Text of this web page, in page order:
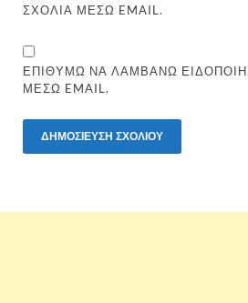
ΣΧΌΛΙΑ ΜΈΣΩ EMAIL.
ΕΠΙΘΥΜΏ ΝΑ ΛΑΜΒΆΝΩ
ΜΈΣΩ EMAIL.